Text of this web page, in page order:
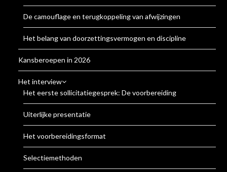
De camouflage en terugkoppeling van afwijzingen
Het belang van doorzettingsvermogen en discipline
Kansberoepen in 2026
Het interview
Het eerste sollicitatiegesprek: De voorbereiding
Uiterlijke presentatie
Het voorbereidingsformat
Selectiemethoden